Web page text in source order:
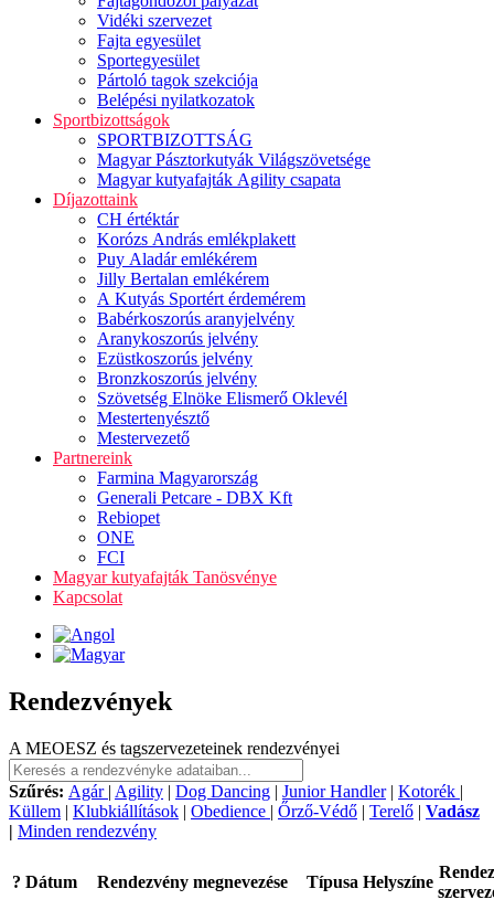
Vidéki szervezet
Fajta egyesület
Sportegyesület
Pártoló tagok szekciója
Belépési nyilatkozatok
Sportbizottságok
SPORTBIZOTTSÁG
Magyar Pásztorkutyák Világszövetsége
Magyar kutyafajták Agility csapata
Díjazottaink
CH értéktár
Korózs András emlékplakett
Puy Aladár emlékérem
Jilly Bertalan emlékérem
A Kutyás Sportért érdemérem
Babérkoszorús aranyjelvény
Aranykoszorús jelvény
Ezüstkoszorús jelvény
Bronzkoszorús jelvény
Szövetség Elnöke Elismerő Oklevél
Mestertenyésztő
Mestervezető
Partnereink
Farmina Magyarország
Generali Petcare - DBX Kft
Rebiopet
ONE
FCI
Magyar kutyafajták Tanösvénye
Kapcsolat
Rendezvények
A MEOESZ és tagszervezeteinek rendezvényei
Szűrés: Agár | Agility | Dog Dancing | Junior Handler| Kotorék |
Küllem | Klubkiállítások | Obedience | Őrző-Védő | Terelő | Vadász
| Minden rendezvény
? Dátum Rendezvény megnevezése Típusa Helyszíne